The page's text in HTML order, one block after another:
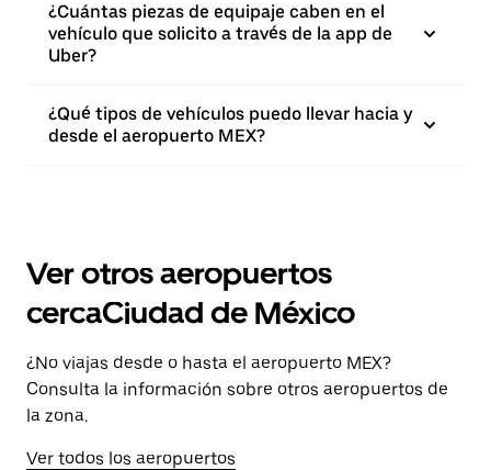
¿Cuántas piezas de equipaje caben en el
vehículo que solicito a través de la app de
Uber?
¿Qué tipos de vehículos puedo llevar hacia y
desde el aeropuerto MEX?
Ver otros aeropuertos
cercaCiudad de México
¿No viajas desde o hasta el aeropuerto MEX?
Consulta la información sobre otros aeropuertos de
la zona.
Ver todos los aeropuertos